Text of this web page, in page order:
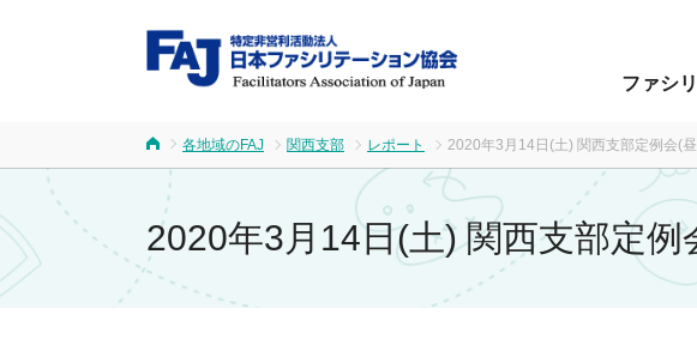
FAJ：特定非
ファシ
各地域のFAJ 関西支部 レポート 2020年3月14日(土) 関西支部定例会(
2020年3月14日(土) 関西支部定例